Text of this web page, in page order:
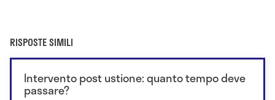
RISPOSTE SIMILI
Intervento post ustione: quanto tempo deve
passare?